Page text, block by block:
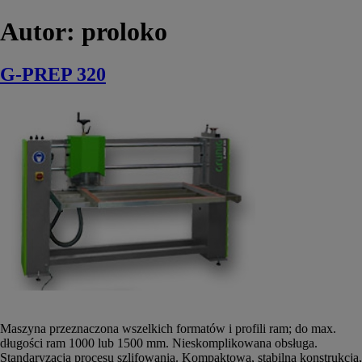
Autor: proloko
G-PREP 320
Maszyna przeznaczona wszelkich formatów i profili ram; do max.
długości ram 1000 lub 1500 mm. Nieskomplikowana obsługa.
Standaryzacja procesu szlifowania. Kompaktowa, stabilna konstrukcja,